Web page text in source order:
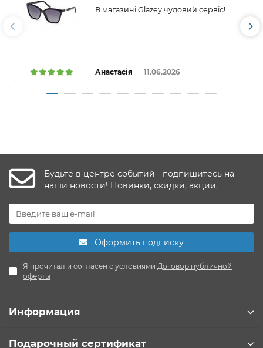
В магазині Glazey чудовий сервіс!..
Анастасія 11.06.2026
Будьте в центре событий - подпишитесь на
наши новости! Новинки, скидки, акции.
Оформить подписку
Я прочитал и согласен с условиями Договор публичной
оферты
Информация
Подарочный сертификат